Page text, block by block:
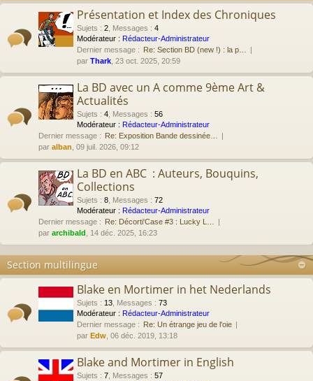
Présentation et Index des Chroniques
Sujets : 2 Messages : 4
Modérateur : Rédacteur-Administrateur
Dernier message : Re: Section BD (new !) : la p…
par Thark , 23 oct. 2025, 20:59
La BD avec un A comme 9ème Art &
Actualités
Sujets : 4 Messages : 56
Modérateur : Rédacteur-Administrateur
Dernier message : Re: Exposition Bande dessinée…
par alban , 09 juil. 2026, 09:12
La BD en ABC : Auteurs, Bouquins,
Collections
Sujets : 8 Messages : 72
Modérateur : Rédacteur-Administrateur
Dernier message : Re: Décorti'Case #3 : Lucky L…
par archibald , 14 déc. 2025, 16:23
Section multilingue
Blake en Mortimer in het Nederlands
Sujets : 13 Messages : 73
Modérateur : Rédacteur-Administrateur
Dernier message : Re: Un étrange jeu de l'oie
par Edw , 06 déc. 2019, 13:18
Blake and Mortimer in English
Sujets : 7 Messages : 57